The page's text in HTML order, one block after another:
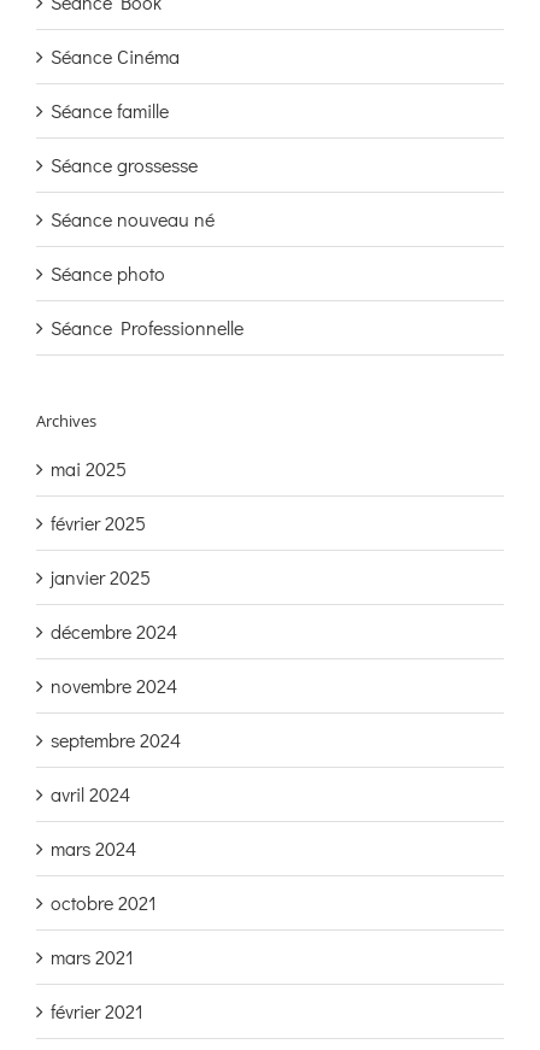
Séance Cinéma
Séance famille
Séance grossesse
Séance nouveau né
Séance photo
Séance Professionnelle
Archives
mai 2025
février 2025
janvier 2025
décembre 2024
novembre 2024
septembre 2024
avril 2024
mars 2024
octobre 2021
mars 2021
février 2021